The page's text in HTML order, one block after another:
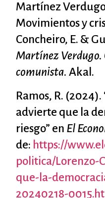
Martínez
Movimientos y
Concheiro, E. &
Martínez Verdugo.
comunista. Akal.
Ramos, R.
advierte que la
riesgo” en El
de: https://
politica/Lorenzo-
que-la-
20240218-